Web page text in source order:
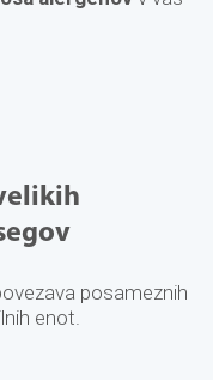
posameznih
enot.